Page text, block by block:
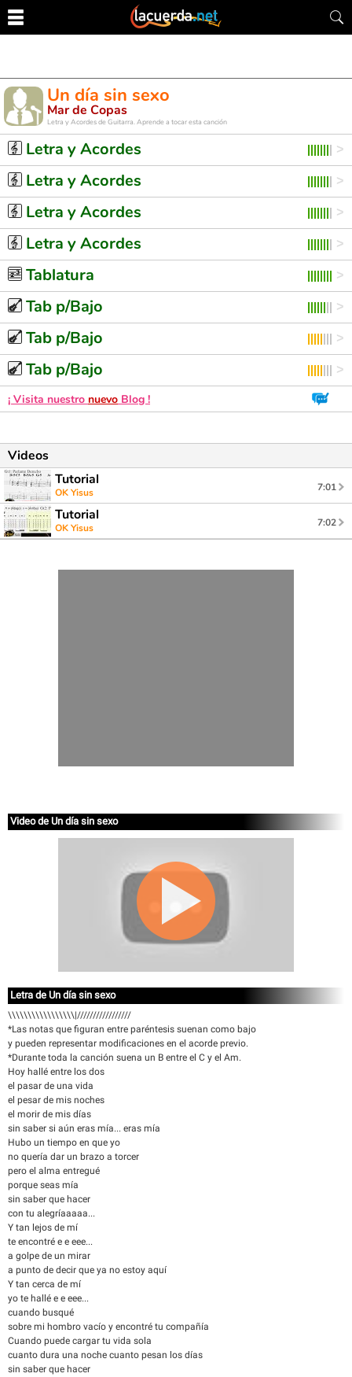
Un día sin sexo
Mar de Copas
Letra y Acordes de Guitarra. Aprende a tocar esta canción
Letra y Acordes
Letra y Acordes
Letra y Acordes
Letra y Acordes
Tablatura
Tab p/Bajo
Tab p/Bajo
Tab p/Bajo
¡ Visita nuestro nuevo Blog !
Videos
Tutorial
OK Yisus 7:01
Tutorial
OK Yisus 7:02
Video de Un día sin sexo
Letra de Un día sin sexo
\\\\\\\\\\\\\\\\\|/////////////////
*Las notas que figuran entre paréntesis suenan como bajo
y pueden representar modificaciones en el acorde previo.
*Durante toda la canción suena un B entre el C y el Am.
Hoy hallé entre los dos
el pasar de una vida
el pesar de mis noches
el morir de mis días
sin saber si aún eras mía... eras mía
Hubo un tiempo en que yo
no quería dar un brazo a torcer
pero el alma entregué
porque seas mía
sin saber que hacer
con tu alegríaaaaa...
Y tan lejos de mí
te encontré e e eee...
a golpe de un mirar
a punto de decir que ya no estoy aquí
Y tan cerca de mí
yo te hallé e e eee...
cuando busqué
sobre mi hombro vacío y encontré tu compañía
Cuando puede cargar tu vida sola
cuanto dura una noche cuanto pesan los días
sin saber que hacer